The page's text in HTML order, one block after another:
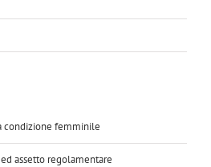
condizione femminile
assetto regolamentare